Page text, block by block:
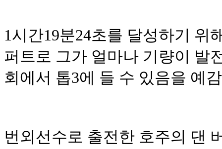
1시간19분24초를 달성하기 위
퍼트로 그가 얼마나 기량이 발
회에서 톱3에 들 수 있음을 예
번외선수로 출전한 호주의 댄